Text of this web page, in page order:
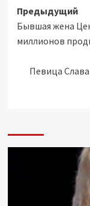
записи
Предыдущий
Бывшая жена
миллионов
Певица Слава